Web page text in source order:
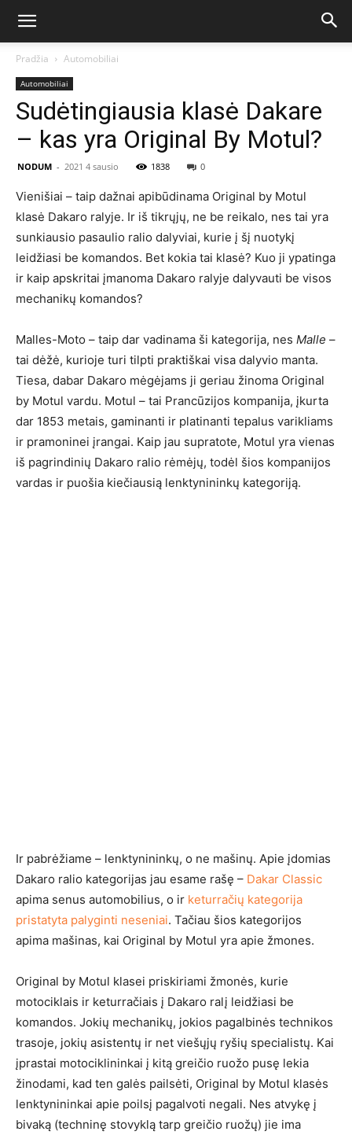
Pradžia Automobiliai
Automobiliai
Sudėtingiausia klasė Dakare
– kas yra Original By Motul?
NODUM - 2021 4 sausio 1838 0
Vienišiai – taip dažnai apibūdinama Original by Motul
klasė Dakaro ralyje. Ir iš tikrųjų, ne be reikalo, nes tai yra
sunkiausio pasaulio ralio dalyviai, kurie į šį nuotykį
leidžiasi be komandos. Bet kokia tai klasė? Kuo ji ypatinga
ir kaip apskritai įmanoma Dakaro ralyje dalyvauti be visos
mechanikų komandos?
Malles-Moto – taip dar vadinama ši kategorija, nes Malle –
tai dėžė, kurioje turi tilpti praktiškai visa dalyvio manta.
Tiesa, dabar Dakaro mėgėjams ji geriau žinoma Original
by Motul vardu. Motul – tai Prancūzijos kompanija, įkurta
dar 1853 metais, gaminanti ir platinanti tepalus varikliams
ir pramoninei įrangai. Kaip jau supratote, Motul yra vienas
iš pagrindinių Dakaro ralio rėmėjų, todėl šios kompanijos
vardas ir puošia kiečiausią lenktynininkų kategoriją.
Ir pabrėžiame – lenktynininkų, o ne mašinų. Apie įdomias
Dakaro ralio kategorijas jau esame rašę – Dakar Classic
apima senus automobilius, o ir keturračių kategorija
pristatyta palyginti neseniai. Tačiau šios kategorijos
apima mašinas, kai Original by Motul yra apie žmones.
Original by Motul klasei priskiriami žmonės, kurie
motociklais ir keturračiais į Dakaro ralį leidžiasi be
komandos. Jokių mechanikų, jokios pagalbinės technikos
trasoje, jokių asistentų ir net viešųjų ryšių specialistų. Kai
įprastai motociklininkai į kitą greičio ruožo pusę lekia
žinodami, kad ten galės pailsėti, Original by Motul klasės
lenktynininkai apie poilsį pagalvoti negali. Nes atvykę į
bivaką (techninę stovyklą tarp greičio ruožų) jie ima